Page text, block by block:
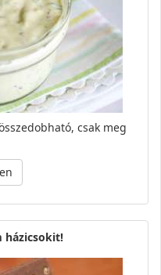
csak meg
házicsokit!